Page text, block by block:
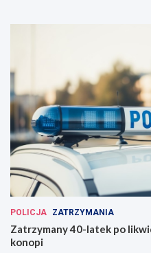
POLICJA ZATRZYMANIA
Zatrzymany 40-latek po
konopi